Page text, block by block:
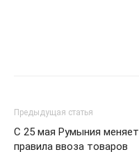
Предыдущая статья
С 25 мая Румыния меняет
правила ввоза товаров